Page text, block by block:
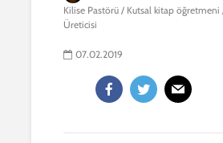
Kilise Pastörü / Kutsal kitap öğretmeni
Üreticisi
07.02.2019